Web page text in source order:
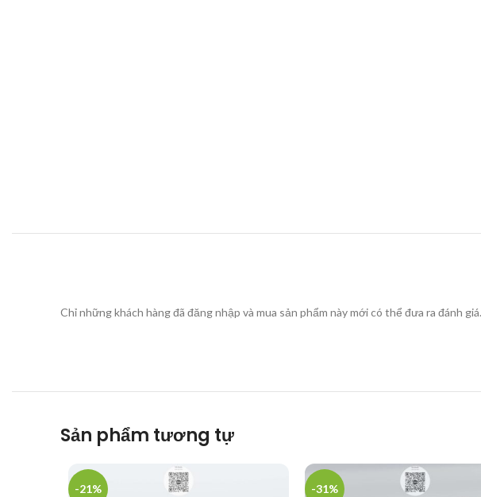
Chỉ những khách hàng đã đăng nhập và mua sản phẩm này mới có thể đưa ra đánh giá.
Sản phẩm tương tự
-21% -31%